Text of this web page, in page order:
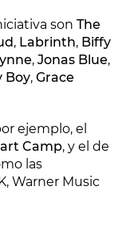
son The
, Labrinth, Biffy
, Jonas Blue,
Boy, Grace
ejemplo, el
Camp, y el de
las
Warner Music